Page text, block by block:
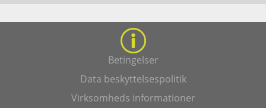
Betingelser
Data beskyttelsespolitik
Virksomheds informationer